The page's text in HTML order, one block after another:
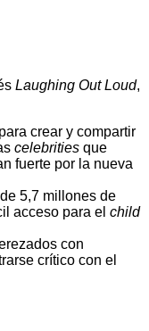
Laughing Out Loud,
crear y compartir
celebrities que
fuerte por la nueva
5,7 millones de
acceso para el child
con
crítico con el